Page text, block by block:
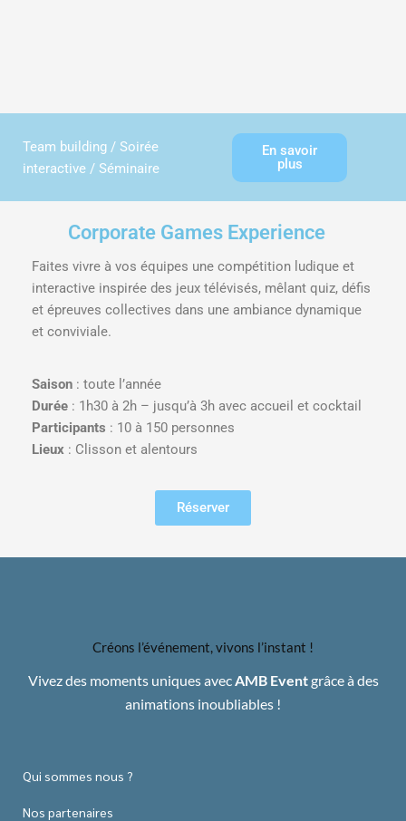
Team building / Soirée
interactive / Séminaire
En savoir
plus
Corporate Games Experience
Faites vivre à vos équipes une compétition ludique et
interactive inspirée des jeux télévisés, mêlant quiz, défis
et épreuves collectives dans une ambiance dynamique
et conviviale.
Saison : toute l’année
Durée : 1h30 à 2h – jusqu’à 3h avec accueil et cocktail
Participants : 10 à 150 personnes
Lieux : Clisson et alentours
Réserver
Créons l’événement, vivons l’instant !
Vivez des moments uniques avecAMB Eventgrâce à des
animations inoubliables !
Qui sommes nous ?
Nos partenaires